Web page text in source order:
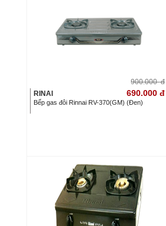
900.000 đ
RINAI
690.000 đ
Bếp gas đôi Rinnai RV-370(GM) (Đen)